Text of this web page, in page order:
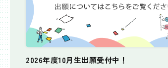
2026年度10月生出願受付中！
個別相談会